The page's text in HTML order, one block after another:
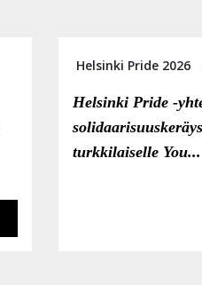
Helsinki Pride 2026
Helsinki Pride -
turkkilaiselle You...